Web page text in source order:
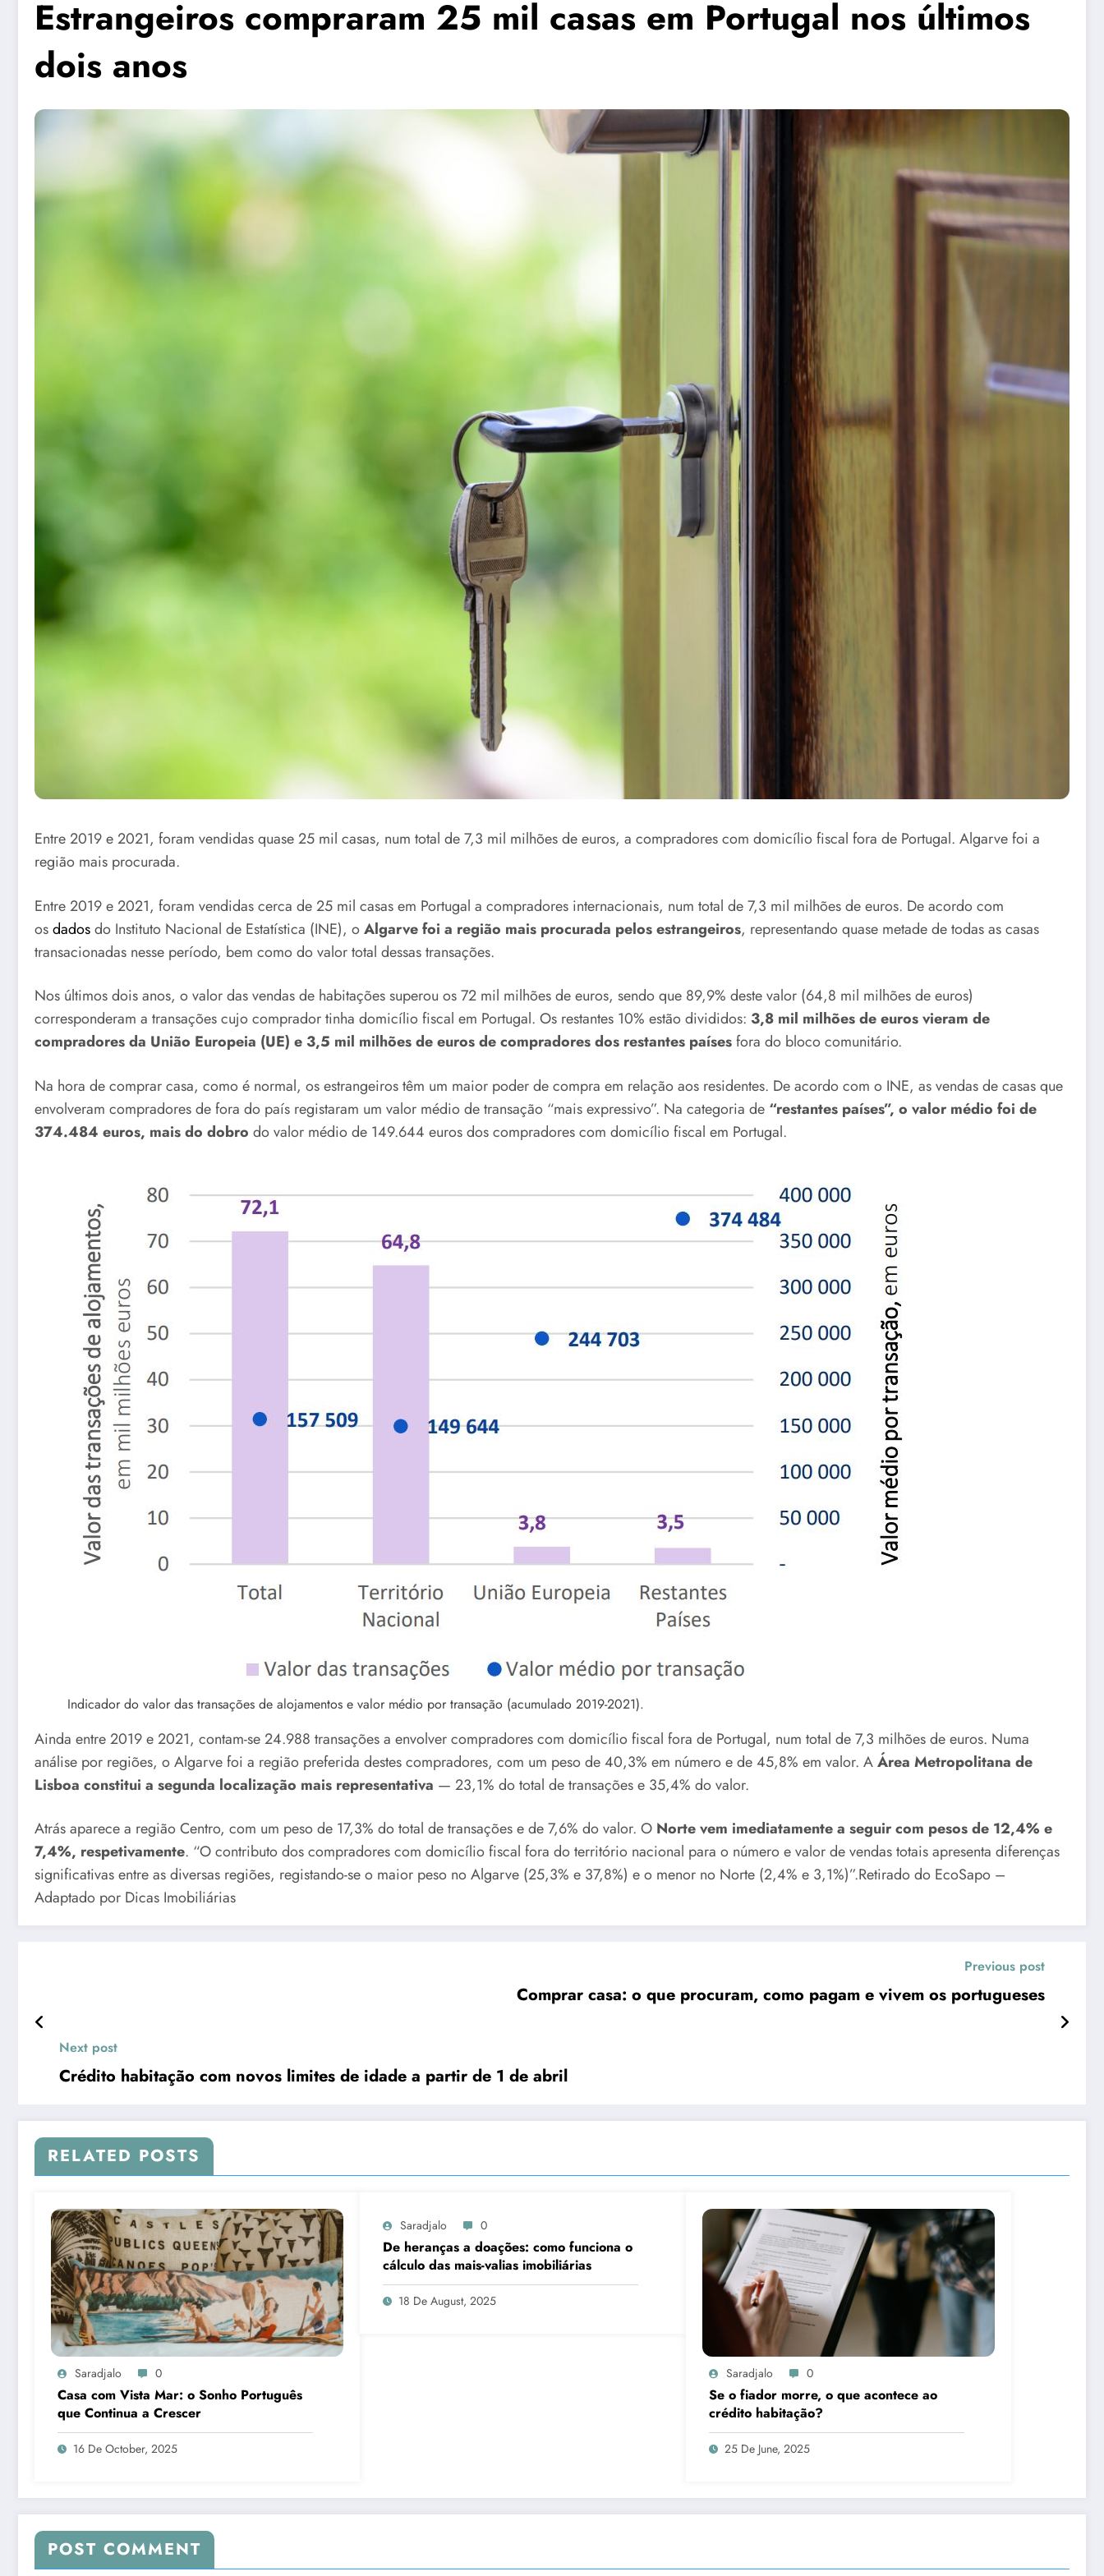
Estrangeiros compraram 25 mil casas em Portugal nos últimos
dois anos
Entre 2019 e 2021, foram vendidas quase 25 mil casas, num total de 7,3 mil milhões de euros, a compradores com domicílio fiscal fora de Portugal. Algarve foi a
região mais procurada.
Entre 2019 e 2021, foram vendidas cerca de 25 mil casas em Portugal a compradores internacionais, num total de 7,3 mil milhões de euros. De acordo com
osdadosdo Instituto Nacional de Estatística (INE), oAlgarve foi a região mais procurada pelos estrangeiros, representando quase metade de todas as casas
transacionadas nesse período, bem como do valor total dessas transações.
Nos últimos dois anos, o valor das vendas de habitações superou os 72 mil milhões de euros, sendo que 89,9% deste valor (64,8 mil milhões de euros)
corresponderam a transações cujo comprador tinha domicílio fiscal em Portugal. Os restantes 10% estão divididos: 3,8 mil milhões de euros vieram de
compradores da União Europeia (UE) e 3,5 mil milhões de euros de compradores dos restantes paísesfora do bloco comunitário.
Na hora de comprar casa, como é normal, os estrangeiros têm um maior poder de compra em relação aos residentes. De acordo com o INE, as vendas de casas que
envolveram compradores de fora do país registaram um valor médio de transação “mais expressivo”. Na categoria de “restantes países”, o valor médio foi de
374.484 euros, mais do dobro do valor médio de 149.644 euros dos compradores com domicílio fiscal em Portugal.
Indicador do valor das transações de alojamentos e valor médio por transação (acumulado 2019-2021).
Ainda entre 2019 e 2021, contam-se 24.988 transações a envolver compradores com domicílio fiscal fora de Portugal, num total de 7,3 milhões de euros. Numa
análise por regiões, o Algarve foi a região preferida destes compradores, com um peso de 40,3% em número e de 45,8% em valor. AÁrea Metropolitana de
Lisboa constitui a segunda localização mais representativa — 23,1% do total de transações e 35,4% do valor.
Atrás aparece a região Centro, com um peso de 17,3% do total de transações e de 7,6% do valor. O Norte vem imediatamente a seguir com pesos de 12,4% e
7,4%, respetivamente. “O contributo dos compradores com domicílio fiscal fora do território nacional para o número e valor de vendas totais apresenta diferenças
significativas entre as diversas regiões, registando-se o maior peso no Algarve (25,3% e 37,8%) e o menor no Norte (2,4% e 3,1%)”.Retirado do EcoSapo –
Adaptado por Dicas Imobiliárias
Previous post
Comprar casa: o que procuram, como pagam e vivem os portugueses
Next post
Crédito habitação com novos limites de idade a partir de 1 de abril
RELATED POSTS
Saradjalo 0
Casa com Vista Mar: o Sonho Português
que Continua a Crescer
16 De October, 2025
Saradjalo 0
De heranças a doações: como funciona o
cálculo das mais-valias imobiliárias
18 De August, 2025
Saradjalo 0
Se o fiador morre, o que acontece ao
crédito habitação?
25 De June, 2025
POST COMMENT